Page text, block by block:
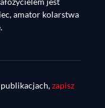
amator kolarstwa
zapisz